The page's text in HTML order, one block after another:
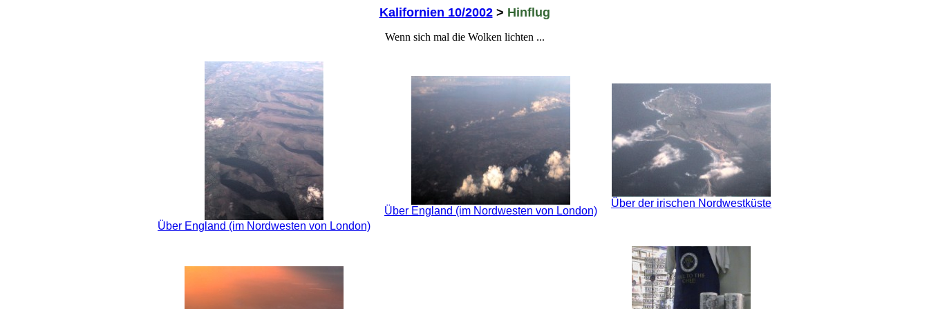
Kalifornien 10/2002> Hinflug
Wenn sich mal die Wolken lichten ...
Über England (im Nordwesten von London)
Über England (im Nordwesten von London)
Über der irischen Nordwestküste